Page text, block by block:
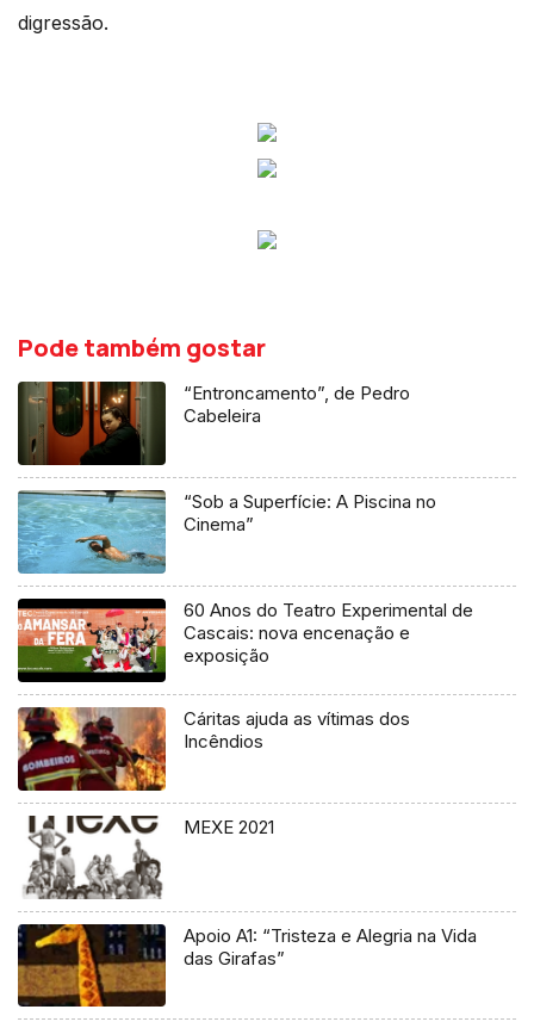
digressão.
Pode também gostar
“Entroncamento”, de Pedro
Cabeleira
“Sob a Superfície: A Piscina no
Cinema”
60 Anos do Teatro Experimental de
Cascais: nova encenação e
exposição
Cáritas ajuda as vítimas dos
Incêndios
MEXE 2021
Apoio A1: “Tristeza e Alegria na Vida
das Girafas”